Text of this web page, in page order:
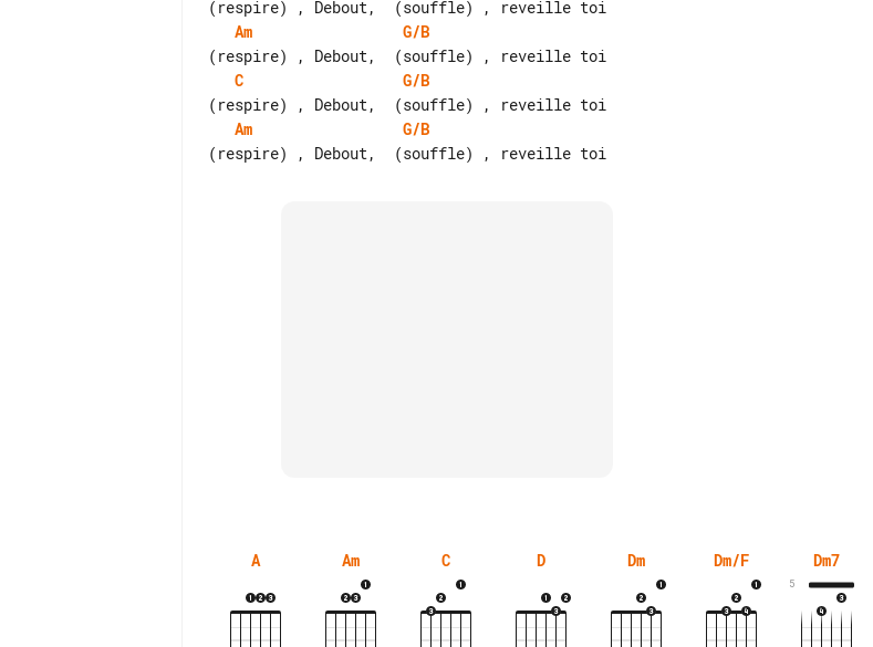
Am
G/B
C
G/B
Am
G/B
A Am C D Dm Dm/F Dm7
5